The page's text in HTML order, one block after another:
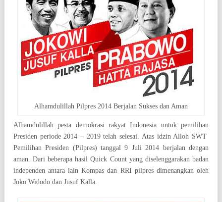
Alhamdulillah Pilpres 2014 Berjalan Sukses dan Aman
Alhamdulillah pesta demokrasi rakyat Indonesia untuk pemilihan
Presiden periode 2014 – 2019 telah selesai. Atas idzin Alloh SWT
Pemilihan Presiden (Pilpres) tanggal 9 Juli 2014 berjalan dengan
aman. Dari beberapa hasil Quick Count yang diselenggarakan badan
independen antara lain Kompas dan RRI pilpres dimenangkan oleh
Joko Widodo dan Jusuf Kalla.